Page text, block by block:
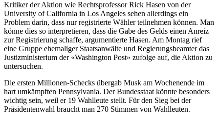
Kritiker der Aktion wie Rechtsprofessor Rick Hasen von der
University of California in Los Angeles sehen allerdings ein
Problem darin, dass nur registrierte Wähler teilnehmen können. Man
könne dies so interpretieren, dass die Gabe des Gelds einen Anreiz
zur Registrierung schaffe, argumentierte Hasen. Am Montag rief
eine Gruppe ehemaliger Staatsanwälte und Regierungsbeamter das
Justizministerium der «Washington Post» zufolge auf, die Aktion zu
untersuchen.
Die ersten Millionen-Schecks übergab Musk am Wochenende im
hart umkämpften Pennsylvania. Der Bundesstaat könnte besonders
wichtig sein, weil er 19 Wahlleute stellt. Für den Sieg bei der
Präsidentenwahl braucht man 270 Stimmen von Wahlleuten.